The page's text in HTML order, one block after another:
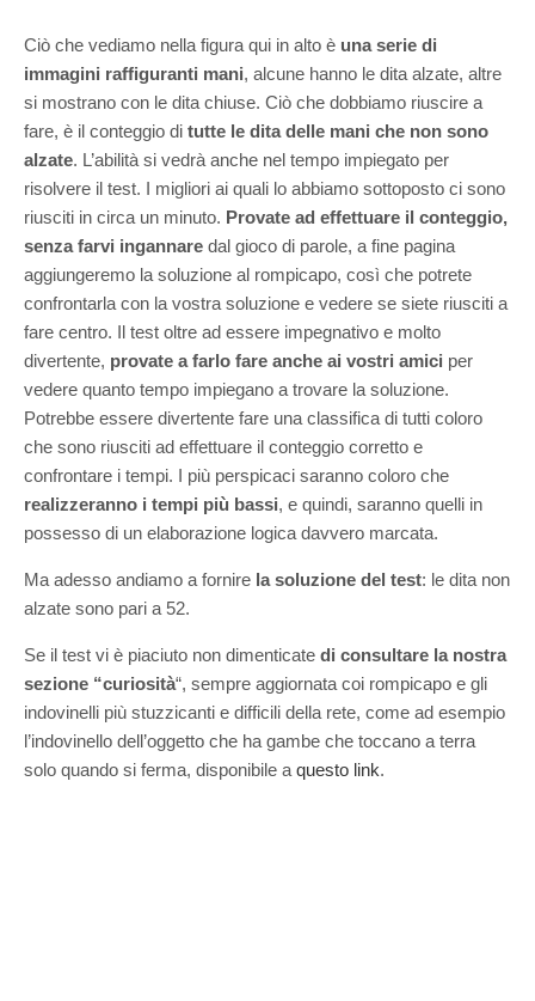
Ciò che vediamo nella figura qui in alto è una serie di
immagini raffiguranti mani, alcune hanno le dita alzate, altre
si mostrano con le dita chiuse. Ciò che dobbiamo riuscire a
fare, è il conteggio di tutte le dita delle mani che non sono
alzate. L’abilità si vedrà anche nel tempo impiegato per
risolvere il test. I migliori ai quali lo abbiamo sottoposto ci sono
riusciti in circa un minuto. Provate ad effettuare il conteggio,
senza farvi ingannare dal gioco di parole, a fine pagina
aggiungeremo la soluzione al rompicapo, così che potrete
confrontarla con la vostra soluzione e vedere se siete riusciti a
fare centro. Il test oltre ad essere impegnativo e molto
divertente, provate a farlo fare anche ai vostri amici per
vedere quanto tempo impiegano a trovare la soluzione.
Potrebbe essere divertente fare una classifica di tutti coloro
che sono riusciti ad effettuare il conteggio corretto e
confrontare i tempi. I più perspicaci saranno coloro che
realizzeranno i tempi più bassi, e quindi, saranno quelli in
possesso di un elaborazione logica davvero marcata.
Ma adesso andiamo a fornire la soluzione del test: le dita non
alzate sono pari a 52.
Se il test vi è piaciuto non dimenticate di consultare la nostra
sezione “curiosità“, sempre aggiornata coi rompicapo e gli
indovinelli più stuzzicanti e difficili della rete, come ad esempio
l’indovinello dell’oggetto che ha gambe che toccano a terra
solo quando si ferma, disponibile a questo link.